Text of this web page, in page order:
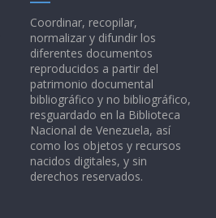
Coordinar, recopilar,
normalizar y difundir los
diferentes documentos
reproducidos a partir del
patrimonio documental
bibliográfico y no bibliográfico,
resguardado en la Biblioteca
Nacional de Venezuela, así
como los objetos y recursos
nacidos digitales, y sin
derechos reservados.